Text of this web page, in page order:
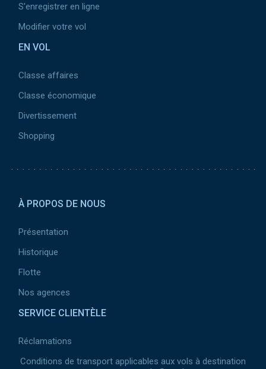
S'enregistrer en ligne
Modifier votre vol
EN VOL
Classe affaires
Classe économique
Divertissement
Shopping
page
À PROPOS DE NOUS
Présentation
Historique
Flotte
Nos agences
SERVICE CLIENTÈLE
Réclamations
Conditions de transport applicables aux vols à destination